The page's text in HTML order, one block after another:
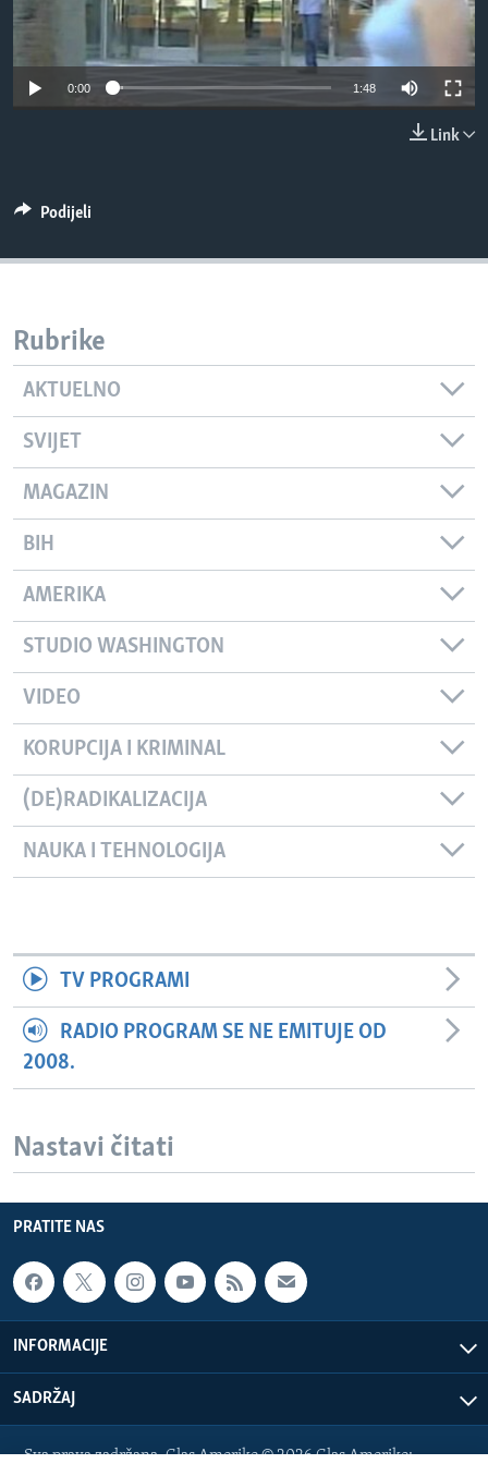
MAGAZIN
O GLASU AMERIKE
0:00 1:48
Link
Podijeli
Rubrike
AKTUELNO
SVIJET
MAGAZIN
BIH
AMERIKA
STUDIO WASHINGTON
VIDEO
KORUPCIJA I KRIMINAL
(DE)RADIKALIZACIJA
NAUKA I TEHNOLOGIJA
TV PROGRAMI
RADIO PROGRAM SE NE EMITUJE OD
2008.
Nastavi čitati
PRATITE NAS
INFORMACIJE
SADRŽAJ
Sva prava zadržana. Glas Amerike © 2026 Glas Amerike: